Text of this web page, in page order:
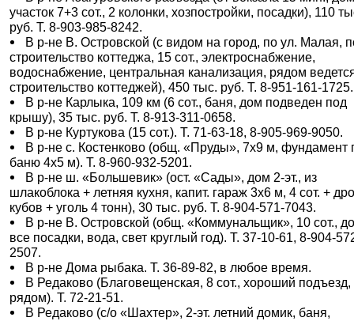
участок 7+3 сот., 2 колонки, хозпостройки, посадки), 110
руб. Т. 8-903-985-8242.
В р-не В. Островской (с видом на город, по ул. Малая,
строительство коттеджа, 15 сот., электроснабжение,
водоснабжение, центральная канализация, рядом
строительство коттеджей), 450 тыс. руб. Т. 8-951-161-1725.
В р-не Карлыка, 109 км (6 сот., баня, дом подведен под
крышу), 35 тыс. руб. Т. 8-913-311-0658.
В р-не Куртукова (15 сот.). Т. 71-63-18, 8-905-969-9050.
В р-не с. Костенково (общ. «Пруды», 7х9 м, фундамент
баню 4х5 м). Т. 8-960-932-5201.
В р-не ш. «Большевик» (ост. «Сады», дом 2-эт., из
шлакоблока + летняя кухня, капит. гараж 3х6 м, 4 сот. +
кубов + уголь 4 тонн), 30 тыс. руб. Т. 8-904-571-7043.
В р-не В. Островской (общ. «Коммунальщик», 10 сот.,
все посадки, вода, свет круглый год). Т. 37-10-61, 8-904-
2507.
В р-не Дома рыбака. Т. 36-89-82, в любое время.
В Редаково (Благовещенская, 8 сот., хороший подъезд,
рядом). Т. 72-21-51.
В Редаково (с/о «Шахтер», 2-эт. летний домик, баня,